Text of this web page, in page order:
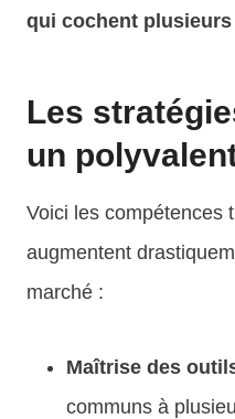
qui cochent plusieurs
Les
un
Voici les compétences
augmentent
marché :
Maîtrise des
communs à